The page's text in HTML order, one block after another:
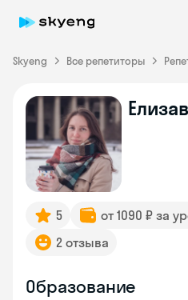
Skyeng Все репетиторы
5 от 1090 ₽ за
2 отзыва
Образование
Skyeng Chat
online